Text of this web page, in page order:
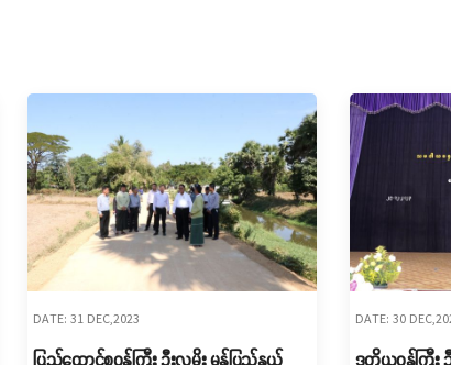
DATE: 31 DEC,2023
ပြည်ထောင်စုဝန်ကြီး ဦးလှမိုး မွန်ပြည်နယ်
DATE: 30
ဒုတိယဝန်ကြီး ဦ